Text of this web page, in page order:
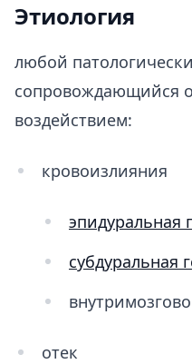
Этиология
любой
сопровождающийся
воздействием:
кровоизлияния
эпидуральная
субдуральная
отек